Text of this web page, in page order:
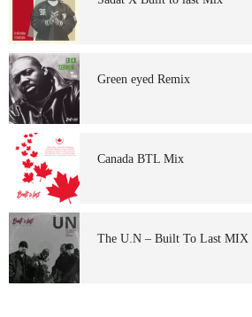
Green eyed Remix
Canada BTL Mix
The U.N – Built To Last MIX